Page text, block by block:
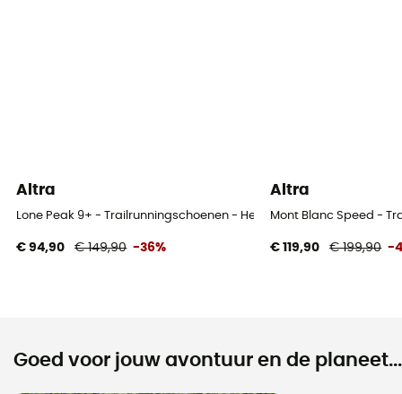
Altra
Lone Peak 9+ - Trailrunningschoenen - Heren
€ 94,90 € 149,90 -36%
Altra
Mont Blanc Speed -
€ 119,90 € 199,90 -
Goed voor jouw avontuur en de planeet...